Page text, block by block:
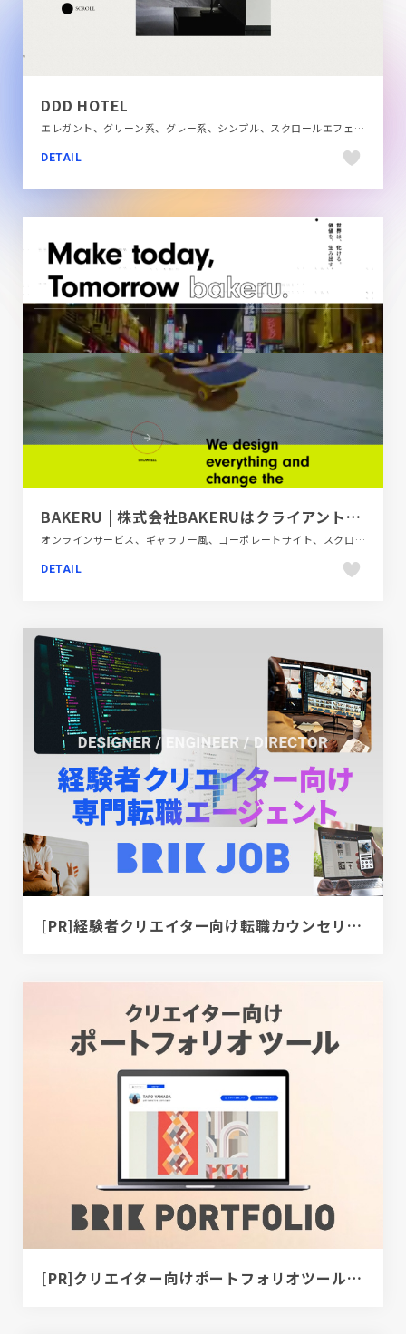
DDD HOTEL
エレガント、グリーン系、グレー系、シンプル、スクロールエフェクト、スタイリッシュ、ナチュラル、ブラック系 、ベージュ・ゴールド系、モーション多め、大きめ写真、施設・店舗サイト、旅行・ホテル・観光
DETAIL
BAKERU | 株式会社BAKERUはクライアントのクリエイティブの価値を全力で高める集団です。メディアの創造から「場」のプロデュース、運営まで幅広くライフスタイルをより魅力的なものへ進化させます。
オンラインサービス、ギャラリー風、コーポレートサイト、スクロールエフェクト、スタイリッシュ、タイポグラフィー、デザイン・アート・音楽・文芸、ブラック系 、ポートフォリオ、モーション多め
DETAIL
[PR]経験者クリエイター向け転職カウンセリング｜デザイナー / ディレクター / エンジニア
[PR]クリエイター向けポートフォリオツール｜BRIK PORTFOLIO